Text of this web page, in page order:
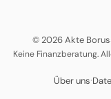
© 2026 Akte
Keine Finanzberatung.
Über uns·